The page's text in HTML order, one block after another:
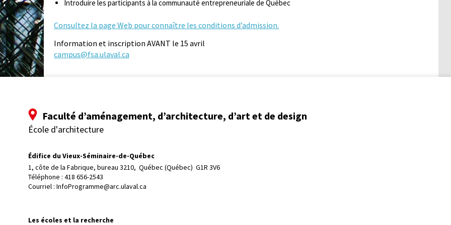
Introduire les participants à la communauté entrepreneuriale de Québec
Consultez la page Web pour connaître les conditions d’admission.
Information et inscription AVANT le 15 avril
campus@fsa.ulaval.ca
Faculté d’aménagement, d’architecture, d’art et de design
École d'architecture
Édifice du Vieux-Séminaire-de-Québec
1, côte de la Fabrique, bureau 3210, Québec (Québec)  G1R 3V6
Téléphone : 418 656-2543
Courriel : InfoProgramme@arc.ulaval.ca
Les écoles et la recherche